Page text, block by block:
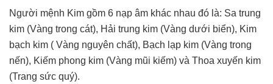
Người mệnh Kim gồm 6 nạp âm khác nhau đó là: Sa trung
kim (Vàng trong cát), Hải trung kim (Vàng dưới biển), Kim
bạch kim ( Vàng nguyên chất), Bạch lạp kim (Vàng trong
nến), Kiếm phong kim (Vàng mũi kiếm) và Thoa xuyến kim
(Trang sức quý).